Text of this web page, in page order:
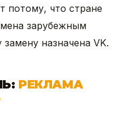
потому, что стране
зарубежным
назначена VK.
РЕКЛАМА